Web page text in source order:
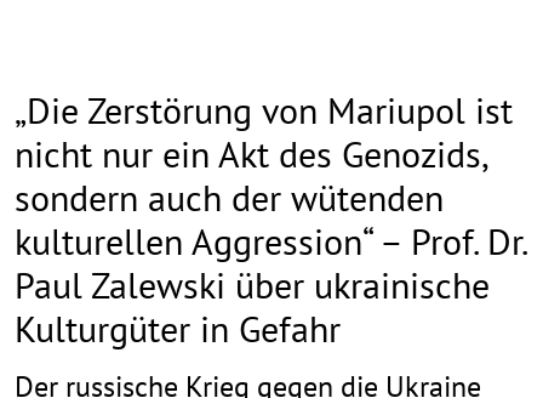
„Die Zerstörung von Mariupol ist
nicht nur ein Akt des Genozids,
sondern auch der wütenden
kulturellen Aggression“ – Prof. Dr.
Paul Zalewski über ukrainische
Kulturgüter in Gefahr
Der russische Krieg gegen die Ukraine